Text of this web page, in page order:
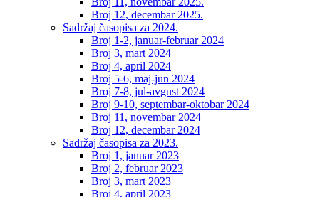
Broj 12, decembar 2025.
Sadržaj časopisa za 2024.
Broj 1-2, januar-februar 2024
Broj 3, mart 2024
Broj 4, april 2024
Broj 5-6, maj-jun 2024
Broj 7-8, jul-avgust 2024
Broj 9-10, septembar-oktobar 2024
Broj 11, novembar 2024
Broj 12, decembar 2024
Sadržaj časopisa za 2023.
Broj 1, januar 2023
Broj 2, februar 2023
Broj 3, mart 2023
Broj 4, april 2023